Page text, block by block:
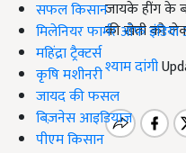
सफल किसान
मिलेनियर फार्मर ऑफ इंडिया
महिंद्रा ट्रैक्टर्स
कृषि मशीनरी
जायद की फसल
बिज़नेस आइडियाज
पीएम किसान
जायके हींग के
की खेती को
श्याम दांगी